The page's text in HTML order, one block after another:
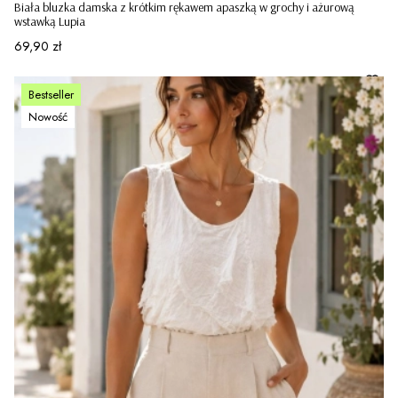
Biała bluzka damska z krótkim rękawem apaszką w grochy i ażurową
wstawką Lupia
Cena
69,90 zł
Bestseller
Nowość